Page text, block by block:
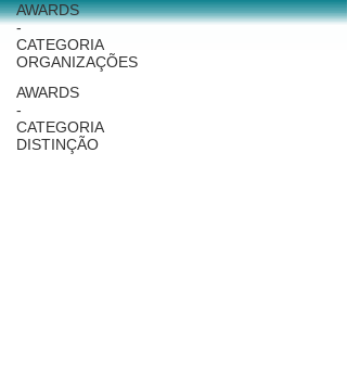
AWARDS
-
CATEGORIA
ORGANIZAÇÕES
AWARDS
-
CATEGORIA
DISTINÇÃO